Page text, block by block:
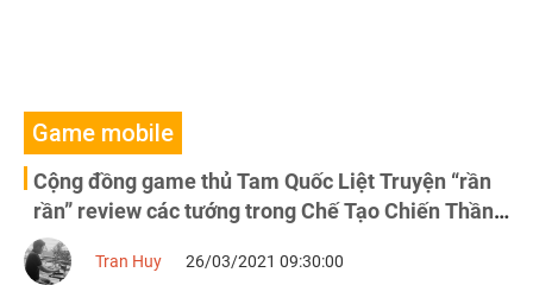
Game mobile
Cộng đồng game thủ Tam Quốc Liệt Truyện “rần
rần” review các tướng trong Chế Tạo Chiến Thần
Mùa 2
Tran Huy 26/03/2021 09:30:00